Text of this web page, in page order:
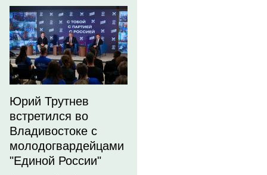
Юрий Трутнев
встретился во
Владивостоке с
молодогвардейцами
"Единой России"